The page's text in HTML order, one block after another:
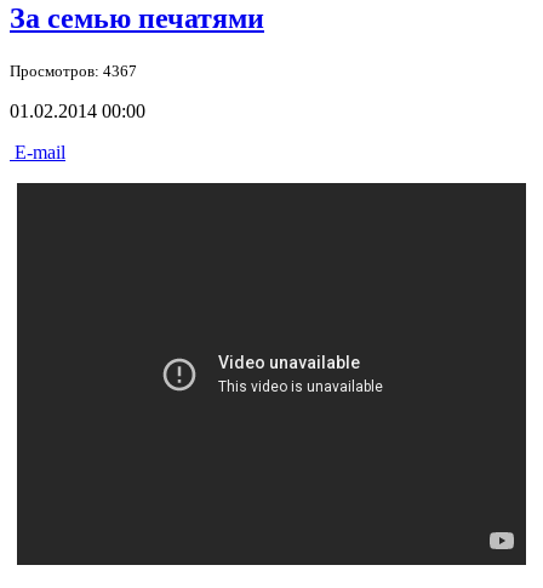
За семью печатями
Просмотров: 4367
01.02.2014 00:00
E-mail